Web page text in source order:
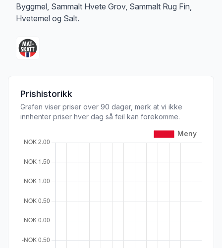
Byggmel, Sammalt Hvete Grov, Sammalt Rug Fin,
Hvetemel og Salt.
Prishistorikk
Grafen viser priser over 90 dager, merk at vi ikke
innhenter priser hver dag så feil kan forekomme.